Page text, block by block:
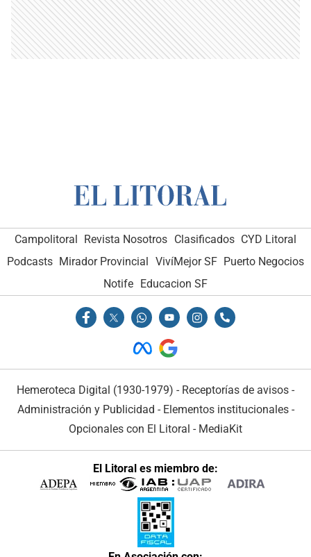
Campolitoral Revista Nosotros Clasificados CYD Litoral
Podcasts Mirador Provincial VivíMejor SF Puerto Negocios
Notife Educacion SF
Hemeroteca Digital (1930-1979) - Receptorías de avisos -
Administración y Publicidad - Elementos institucionales-
Opcionales con El Litoral - MediaKit
El Litoral es miembro de: